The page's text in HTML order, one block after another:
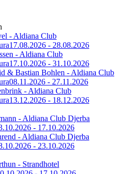
- Aldiana Club
17.08.2026 - 28.08.2026
- Aldiana Club
17.10.2026 - 31.10.2026
& Bastian Bohlen - Aldiana Club
08.11.2026 - 27.11.2026
- Aldiana Club
13.12.2026 - 18.12.2026
- Aldiana Club Djerba
- 17.10.2026
- Aldiana Club Djerba
- 23.10.2026
- Strandhotel